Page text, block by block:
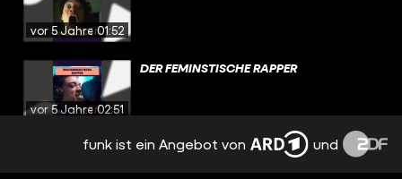
vor 5 Jahren01:52
vor 5 Jahren02:51
DER FEMINSTISCHE RAPPER
THE CATHOLIC WAY
funk ist ein Angebot von und